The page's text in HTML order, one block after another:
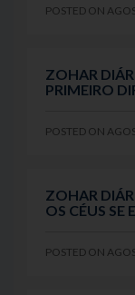
POSTED ON
ZOHAR
PRIMEIRO
POSTED ON
ZOHAR
OS CÉUS SE
POSTED ON